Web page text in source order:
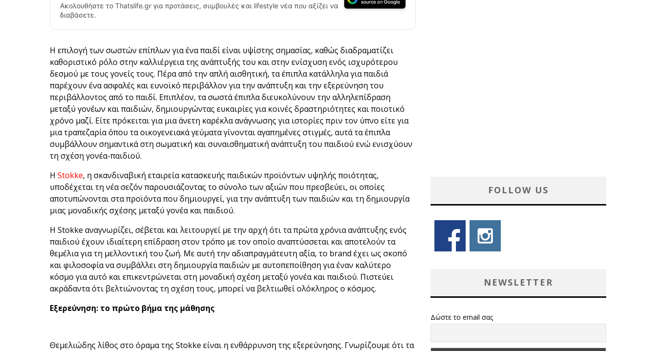
Ακολουθήστε το Thatslife.gr για προτάσεις, συμβουλές και lifestyle νέα που αξίζει να
διαβάσετε.
Η επιλογή των σωστών επίπλων για ένα παιδί είναι υψίστης σημασίας, καθώς διαδραματίζει
καθοριστικό ρόλο στην καλλιέργεια της ανάπτυξής του και στην ενίσχυση ενός ισχυρότερου
δεσμού με τους γονείς τους. Πέρα από την απλή αισθητική, τα έπιπλα κατάλληλα για παιδιά
παρέχουν ένα ασφαλές και ευνοϊκό περιβάλλον για την ανάπτυξη και την εξερεύνηση του
περιβάλλοντος από το παιδί. Επιπλέον, τα σωστά έπιπλα διευκολύνουν την αλληλεπίδραση
μεταξύ γονέων και παιδιών, δημιουργώντας ευκαιρίες για κοινές δραστηριότητες και ποιοτικό
χρόνο μαζί. Είτε πρόκειται για μια άνετη καρέκλα ανάγνωσης για ιστορίες πριν τον ύπνο είτε για
μια τραπεζαρία όπου τα οικογενειακά γεύματα γίνονται αγαπημένες στιγμές, αυτά τα έπιπλα
συμβάλλουν σημαντικά στη σωματική και συναισθηματική ανάπτυξη του παιδιού ενώ ενισχύουν
τη σχέση γονέα-παιδιού.
Η Stokke, η σκανδιναβική εταιρεία κατασκευής παιδικών προϊόντων υψηλής ποιότητας,
υποδέχεται τη νέα σεζόν παρουσιάζοντας το σύνολο των αξιών που πρεσβεύει, οι οποίες
αποτυπώνονται στα προϊόντα που δημιουργεί, για την ανάπτυξη των παιδιών και τη δημιουργία
μιας μοναδικής σχέσης μεταξύ γονέα και παιδιού.
Η Stokke αναγνωρίζει, σέβεται και λειτουργεί με την αρχή ότι τα πρώτα χρόνια ανάπτυξης ενός
παιδιού έχουν ιδιαίτερη επίδραση στον τρόπο με τον οποίο αναπτύσσεται και αποτελούν τα
θεμέλια για τη μελλοντική του ζωή. Με αυτή την αδιαπραγμάτευτη αξία, το brand έχει ως σκοπό
και φιλοσοφία να συμβάλλει στη δημιουργία παιδιών με αυτοπεποίθηση για έναν καλύτερο
κόσμο για αυτό και επικεντρώνεται στη μοναδική σχέση μεταξύ γονέα και παιδιού. Πιστεύει
ακράδαντα ότι βελτιώνοντας τη σχέση τους, μπορεί να βελτιωθεί ολόκληρος ο κόσμος.
Εξερεύνηση: το πρώτο βήμα της μάθησης
Θεμελιώδης λίθος στο όραμα της Stokke είναι η ενθάρρυνση της εξερεύνησης. Γνωρίζουμε ότι τα
FOLLOW US
NEWSLETTER
Δώστε το email σας